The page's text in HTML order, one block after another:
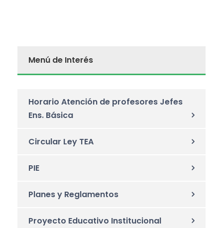
Menú de Interés
Horario Atención de profesores Jefes
Ens. Básica
Circular Ley TEA
PIE
Planes y Reglamentos
Proyecto Educativo Institucional